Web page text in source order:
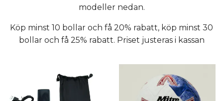
modeller nedan.
Köp minst 10 bollar och få 20% rabatt, köp minst 30
bollar och få 25% rabatt. Priset justeras i kassan